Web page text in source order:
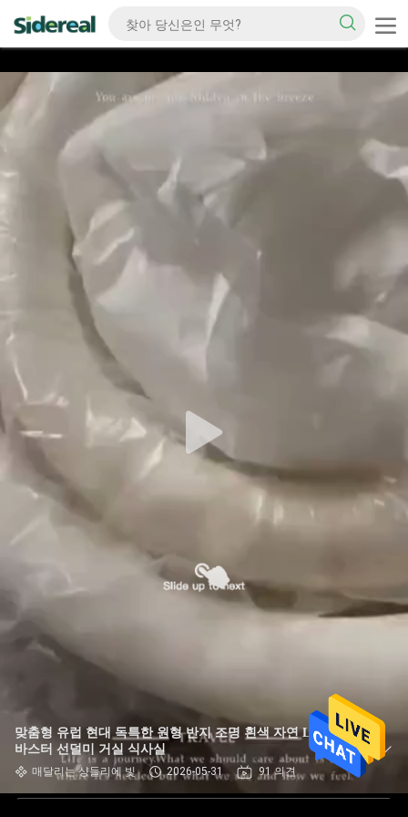
맞춤형 유럽 현대 독특한 원형 반지 조명 흰색 자연 LED 알라
바스터 선덜미 거실 식사실
매달리는 샹들리에 빛 2026-05-31 91 의견